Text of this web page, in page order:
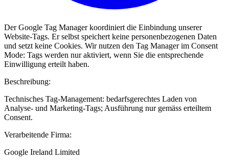
Der Google Tag Manager koordiniert die Einbindung unserer
Website-Tags. Er selbst speichert keine personenbezogenen Daten
und setzt keine Cookies. Wir nutzen den Tag Manager im Consent
Mode: Tags werden nur aktiviert, wenn Sie die entsprechende
Einwilligung erteilt haben.
Beschreibung:
Technisches Tag-Management: bedarfsgerechtes Laden von
Analyse- und Marketing-Tags; Ausführung nur gemäss erteiltem
Consent.
Verarbeitende Firma:
Google Ireland Limited